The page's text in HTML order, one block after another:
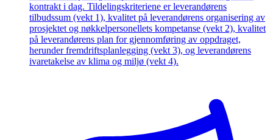
kontrakt i dag. Tildelingskriteriene er leverandørens
tilbudssum (vekt 1), kvalitet på leverandørens organisering av
prosjektet og nøkkelpersonellets kompetanse (vekt 2), kvalitet
på leverandørens plan for gjennomføring av oppdraget,
herunder fremdriftsplanlegging (vekt 3), og leverandørens
ivaretakelse av klima og miljø (vekt 4).